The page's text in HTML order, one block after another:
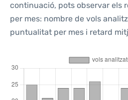
continuació, pots observar els
per mes: nombre de vols
puntualitat per mes i retard